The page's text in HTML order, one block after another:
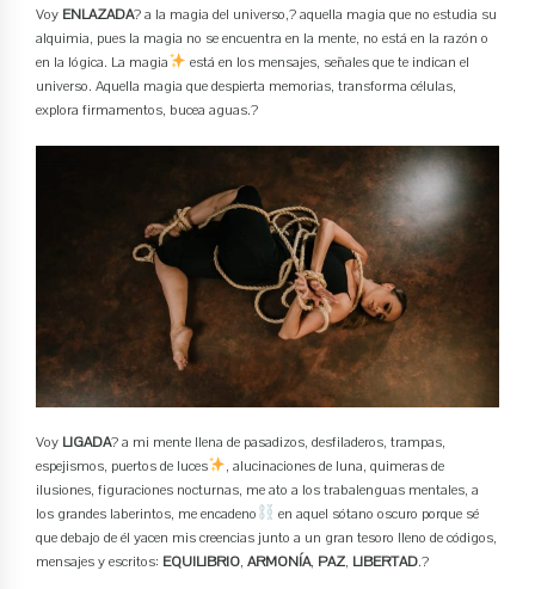
Voy ENLAZADA? a la magia del universo,? aquella magia que no estudia su
alquimia, pues la magia no se encuentra en la mente, no está en la razón o
en la lógica. La magia
está en los mensajes, señales que te indican el
universo. Aquella magia que despierta memorias, transforma células,
explora firmamentos, bucea aguas.?
Voy LIGADA? a mi mente llena de pasadizos, desfiladeros, trampas,
espejismos, puertos de luces
, alucinaciones de luna, quimeras de
ilusiones, figuraciones nocturnas, me ato a los trabalenguas mentales, a
los grandes laberintos, me encadeno
en aquel sótano oscuro porque sé
que debajo de él yacen mis creencias junto a un gran tesoro lleno de códigos,
mensajes y escritos: EQUILIBRIO, ARMONÍA, PAZ, LIBERTAD.?